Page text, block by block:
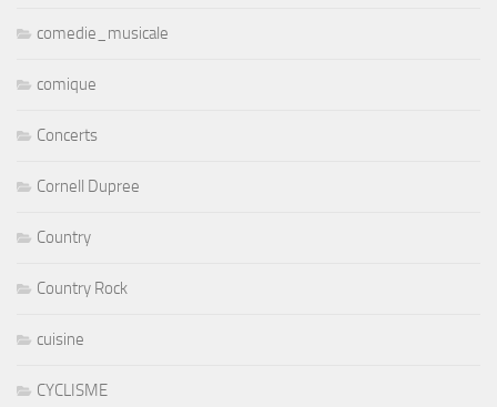
comedie_musicale
comique
Concerts
Cornell Dupree
Country
Country Rock
cuisine
CYCLISME